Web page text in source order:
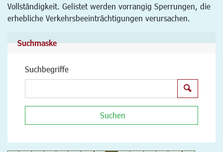
Vollständigkeit. Gelistet werden vorrangig Sperrungen, die
erhebliche Verkehrsbeeinträchtigungen verursachen.
Suchmaske
Suchbegriffe
Suchen